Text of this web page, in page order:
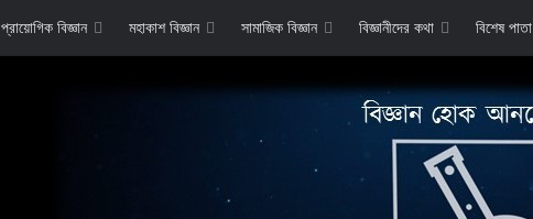
প্রায়োগিক বিজ্ঞান মহাকাশ বিজ্ঞান সামাজিক বিজ্ঞান বিজ্ঞানীদের কথা বিশেষ পাতা